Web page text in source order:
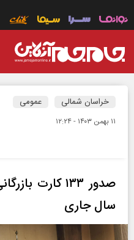
خراسان شمالی عمومی
۱۱ بهمن ۱۴۰۳ - ۱۲:۲۴
صدور ۱۳۳ کارت
سال جاری